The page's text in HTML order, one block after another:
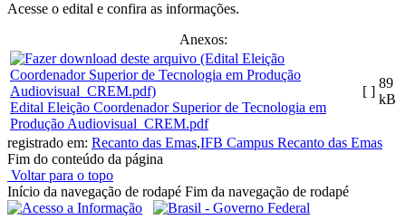
Acesse o edital e confira as informações.
Anexos:
Edital Eleição Coordenador Superior de Tecnologia em
Produção Audiovisual_CREM.pdf
[ ]
89
kB
registrado em: Recanto das Emas,IFB Campus Recanto das Emas
Fim do conteúdo da página
Voltar para o topo
Início da navegação de rodapé Fim da navegação de rodapé